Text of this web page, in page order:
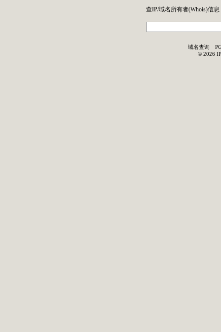
查IP/域名所有者(Whois)信息
域名查询
© 2026